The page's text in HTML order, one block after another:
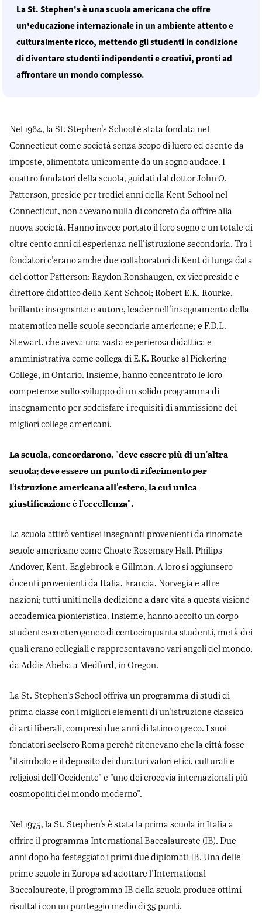
La St. Stephen's è una scuola americana che offre
un'educazione internazionale in un ambiente attento e
culturalmente ricco, mettendo gli studenti in condizione
di diventare studenti indipendenti e creativi, pronti ad
affrontare un mondo complesso.
Nel 1964, la St. Stephen's School è stata fondata nel
Connecticut come società senza scopo di lucro ed esente da
imposte, alimentata unicamente da un sogno audace. I
quattro fondatori della scuola, guidati dal dottor John O.
Patterson, preside per tredici anni della Kent School nel
Connecticut, non avevano nulla di concreto da offrire alla
nuova società. Hanno invece portato il loro sogno e un totale di
oltre cento anni di esperienza nell'istruzione secondaria. Tra i
fondatori c'erano anche due collaboratori di Kent di lunga data
del dottor Patterson: Raydon Ronshaugen, ex vicepreside e
direttore didattico della Kent School; Robert E.K. Rourke,
brillante insegnante e autore, leader nell'insegnamento della
matematica nelle scuole secondarie americane; e F.D.L.
Stewart, che aveva una vasta esperienza didattica e
amministrativa come collega di E.K. Rourke al Pickering
College, in Ontario. Insieme, hanno concentrato le loro
competenze sullo sviluppo di un solido programma di
insegnamento per soddisfare i requisiti di ammissione dei
migliori college americani.
La scuola, concordarono, "deve essere più di un'altra
scuola; deve essere un punto di riferimento per
l'istruzione americana all'estero, la cui unica
giustificazione è l'eccellenza".
La scuola attirò ventisei insegnanti provenienti da rinomate
scuole americane come Choate Rosemary Hall, Philips
Andover, Kent, Eaglebrook e Gillman. A loro si aggiunsero
docenti provenienti da Italia, Francia, Norvegia e altre
nazioni; tutti uniti nella dedizione a dare vita a questa visione
accademica pionieristica. Insieme, hanno accolto un corpo
studentesco eterogeneo di centocinquanta studenti, metà dei
quali erano collegiali e rappresentavano vari angoli del mondo,
da Addis Abeba a Medford, in Oregon.
La St. Stephen's School offriva un programma di studi di
prima classe con i migliori elementi di un'istruzione classica
di arti liberali, compresi due anni di latino o greco. I suoi
fondatori scelsero Roma perché ritenevano che la città fosse
"il simbolo e il deposito dei duraturi valori etici, culturali e
religiosi dell'Occidente" e "uno dei crocevia internazionali più
cosmopoliti del mondo moderno".
Nel 1975, la St. Stephen's è stata la prima scuola in Italia a
offrire il programma International Baccalaureate (IB). Due
anni dopo ha festeggiato i primi due diplomati IB. Una delle
prime scuole in Europa ad adottare l'International
Baccalaureate, il programma IB della scuola produce ottimi
risultati con un punteggio medio di 35 punti.